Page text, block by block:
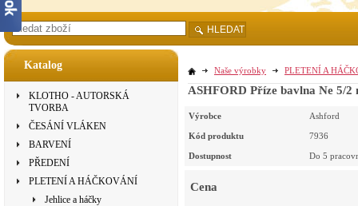
Katalog
KLOTHO - AUTORSKÁ
TVORBA
ČESÁNÍ VLÁKEN
BARVENÍ
PŘEDENÍ
PLETENÍ A HÁČKOVÁNÍ
Jehlice a háčky
Naše výrobky PLETENÍ A
ASHFORD Příze bavlna Ne 5/
Výrobce Ashford
Kód produktu 7936
Dostupnost Do 5
Cena
HLEDAT